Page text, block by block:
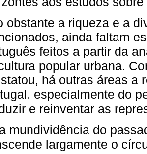
obstante a riqueza e a
ainda faltam
feitos a partir da
popular urbana.
há outras áreas a
especialmente do
e reinventar as
mundividência do
largamente o